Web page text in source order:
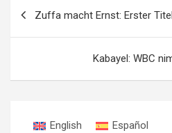
Zuffa macht Ernst: Erster
Kabayel: WBC
English Español